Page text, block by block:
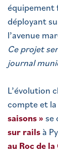
équipement
déployant
l’avenue
Ce projet
journal
L’évolution
compte et
saisons » se
sur railsà
au Roc de